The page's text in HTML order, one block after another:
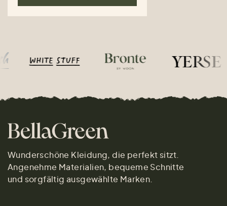
Wunderschöne Kleidung, die perfekt sitzt.
Angenehme Materialien, bequeme Schnitte
und sorgfältig ausgewählte Marken.